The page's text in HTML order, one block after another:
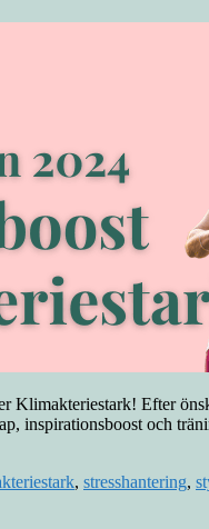
Klimakteriestark! Efter
inspirationsboost och
, stresshantering,